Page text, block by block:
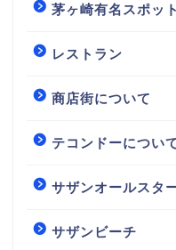
茅ヶ崎有名スポット
レストラン
商店街について
テコンドーについ
サザンオールスタ
サザンビーチ